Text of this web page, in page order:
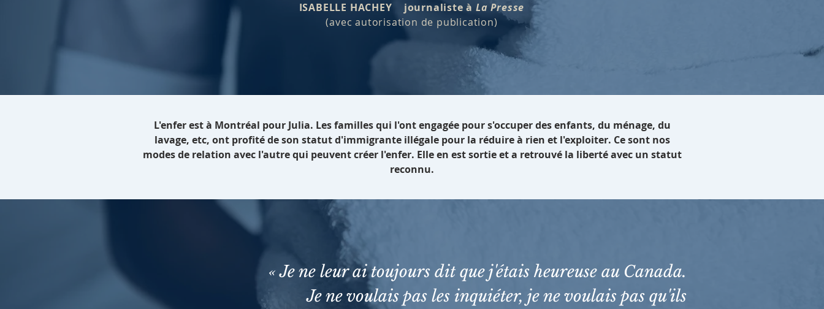
ISABELLE HACHEY journaliste àLa Presse
(avec autorisation de publication)
L'enfer est à Montréal pour Julia. Les familles qui l'ont engagée pour s'occuper des enfants, du ménage, du
lavage, etc, ont profité de son statut d'immigrante illégale pour la réduire à rien et l'exploiter. Ce sont nos
modes de relation avec l'autre qui peuvent créer l'enfer. Elle en est sortie et a retrouvé la liberté avec un statut
reconnu.
« Je ne leur ai toujours dit que j'étais heureuse au Canada.
Je ne voulais pas les inquiéter, je ne voulais pas qu'ils